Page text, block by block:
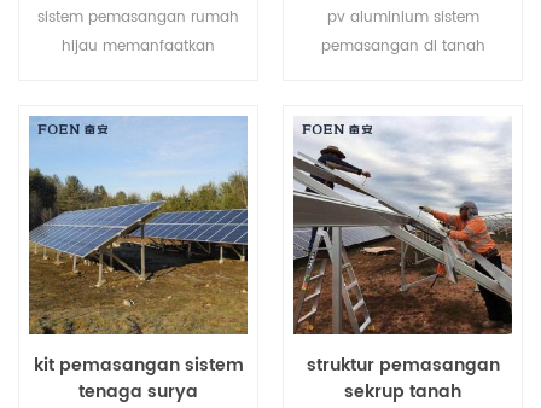
sistem pemasangan rumah
hijau memanfaatkan
bersih dari matahari,
membawa masa depan yang
lebih bersih bagi manusia.
pv aluminium sistem
pemasangan di tanah
memastikan kemampuan
anti korosif yang sangat baik.
kit pemasangan sistem
tenaga surya
struktur pemasangan
sekrup tanah